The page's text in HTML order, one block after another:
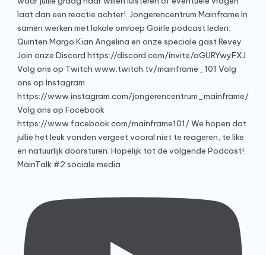
MainTalk #2 sociale media